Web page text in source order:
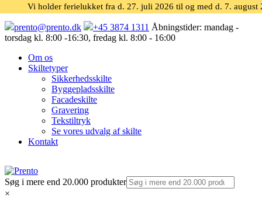
Vi holder ferielukket fra d. 27. juli 2026 til og med d. 7. august
prento@prento.dk +45 3874 1311 Åbningstider: mandag -
torsdag kl. 8:00 -16:30, fredag kl. 8:00 - 16:00
Om os
Skiltetyper
Sikkerhedsskilte
Byggepladsskilte
Facadeskilte
Gravering
Tekstiltryk
Se vores udvalg af skilte
Kontakt
Søg i mere end 20.000 produkter
×